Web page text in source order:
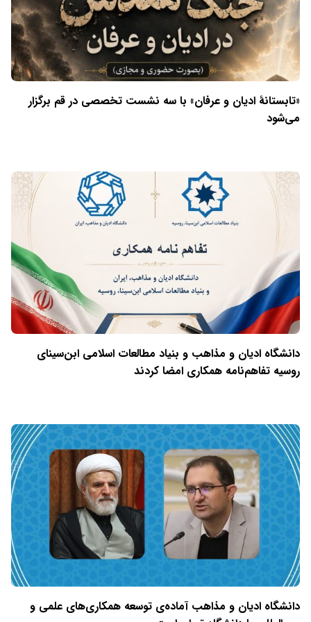
«تابستانهٔ ادیان و عرفان» با سه نشست تخصصی در قم برگزار
می‌شود
دانشگاه ادیان و مذاهب و بنیاد مطالعات اسلامی ابن‌سینای
روسیه تفاهم‌نامه همکاری امضا کردند
دانشگاه ادیان و مذاهب آماده‌ی توسعه همکاری‌های علمی و